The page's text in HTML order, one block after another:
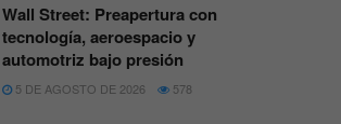
Wall Street: Preapertura con
tecnología, aeroespacio y
automotriz bajo presión
5 DE AGOSTO DE 2026 578